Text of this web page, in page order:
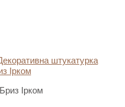
Бриз Ірком